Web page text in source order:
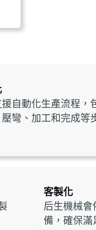
自動化生產流程，
彎、加工和完成等
客製化
后生機械
備，確保滿